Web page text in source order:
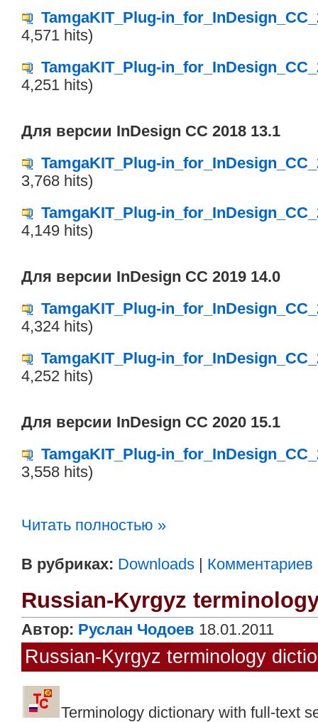
TamgaKIT_Plug-
4,571 hits)
TamgaKIT_Plug-
4,251 hits)
Для версии InDesign CC 2018 13.1
TamgaKIT_Plug-
3,768 hits)
TamgaKIT_Plug-
4,149 hits)
Для версии InDesign CC 2019 14.0
TamgaKIT_Plug-
4,324 hits)
TamgaKIT_Plug-
4,252 hits)
Для версии InDesign CC 2020 15.1
TamgaKIT_Plug-
3,558 hits)
Читать полностью »
В рубриках: Downloads Комментариев
Russian-Kyrgyz
Автор: Руслан Чодоев 18.01.2011
Russian-Kyrgyz terminology
Terminology dictionary with full-text